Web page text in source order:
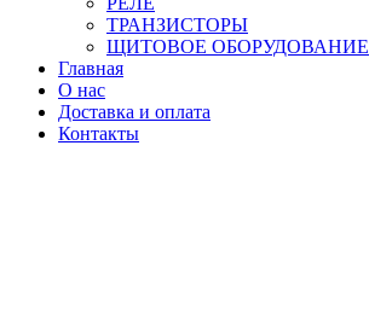
ТРАНЗИСТОРЫ
ЩИТОВОЕ ОБОРУДОВАНИЕ
Главная
О нас
Доставка и оплата
Контакты